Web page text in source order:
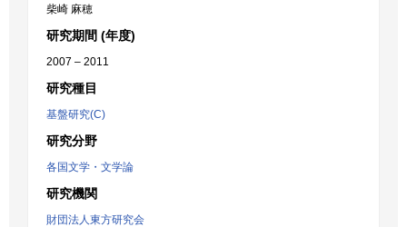
柴崎 麻穂
研究期間 (年度)
2007 – 2011
研究種目
基盤研究(C)
研究分野
各国文学・文学論
研究機関
財団法人東方研究会